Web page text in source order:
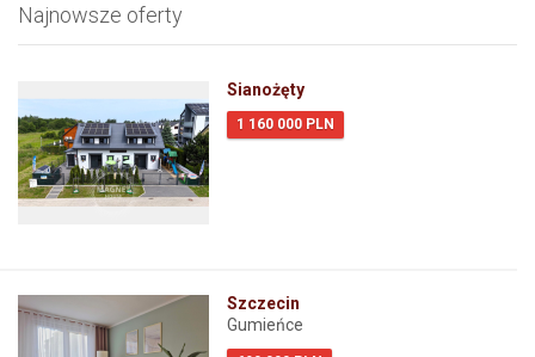
Najnowsze oferty
Sianożęty
1 160 000 PLN
Szczecin
Gumieńce